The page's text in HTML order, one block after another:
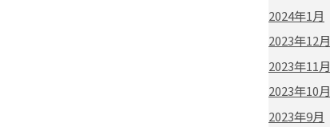
2024年1月
2023年12月
2023年11月
2023年10月
2023年9月